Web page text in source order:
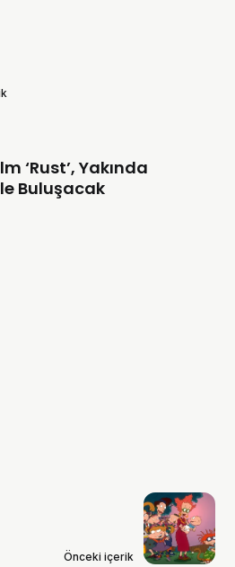
‘Rust’, Yakında
Buluşacak
Önceki içerik